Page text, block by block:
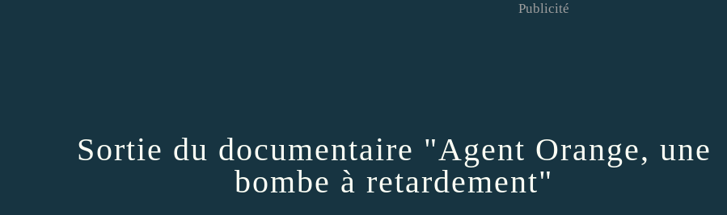
Publicité
Sortie du documentaire "Agent Orange, une
bombe à retardement"